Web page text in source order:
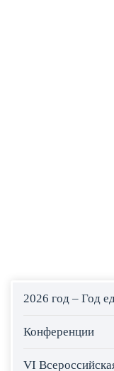
2026 год – Год
Конференции
VI